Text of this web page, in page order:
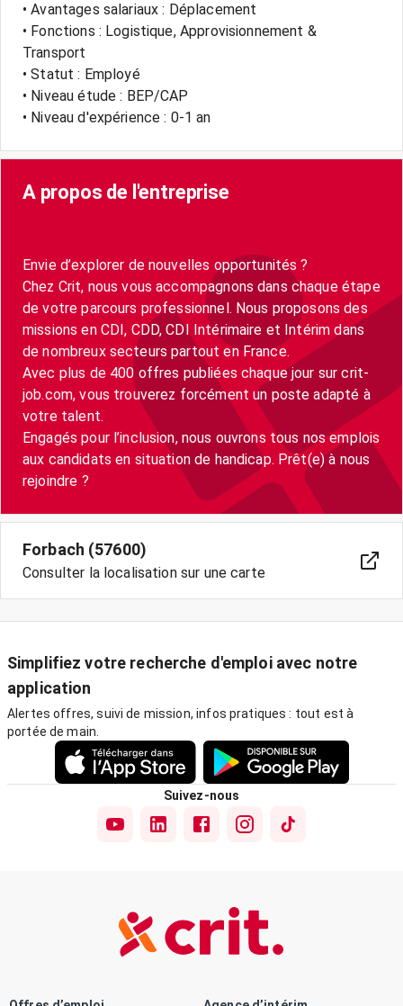
• Avantages salariaux : Déplacement
• Fonctions : Logistique, Approvisionnement &
Transport
• Statut : Employé
• Niveau étude : BEP/CAP
• Niveau d'expérience : 0-1 an
A propos de l'entreprise
Envie d’explorer de nouvelles opportunités ?
Chez Crit, nous vous accompagnons dans chaque étape
de votre parcours professionnel. Nous proposons des
missions en CDI, CDD, CDI Intérimaire et Intérim dans
de nombreux secteurs partout en France.
Avec plus de 400 offres publiées chaque jour sur crit-
job.com, vous trouverez forcément un poste adapté à
votre talent.
Engagés pour l’inclusion, nous ouvrons tous nos emplois
aux candidats en situation de handicap. Prêt(e) à nous
Forbach (57600)
Consulter la localisation sur une carte
Simplifiez votre recherche d'emploi avec notre
application
Alertes offres, suivi de mission, infos pratiques : tout est à
portée de main.
Suivez-nous